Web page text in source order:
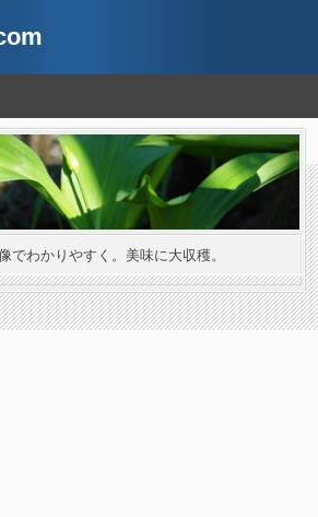
でわかりやすく。美味に大収穫。